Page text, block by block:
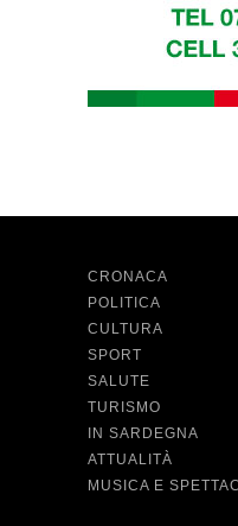
CRONACA
POLITICA
CULTURA
SPORT
SALUTE
TURISMO
IN SARDEGNA
ATTUALITÀ
MUSICA E